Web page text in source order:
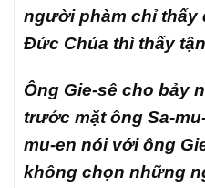
người phàm chỉ thấy
Đức Chúa thì thấy
Ông Gie-sê cho bảy
trước mặt ông Sa-
mu-en nói với ông
không chọn những